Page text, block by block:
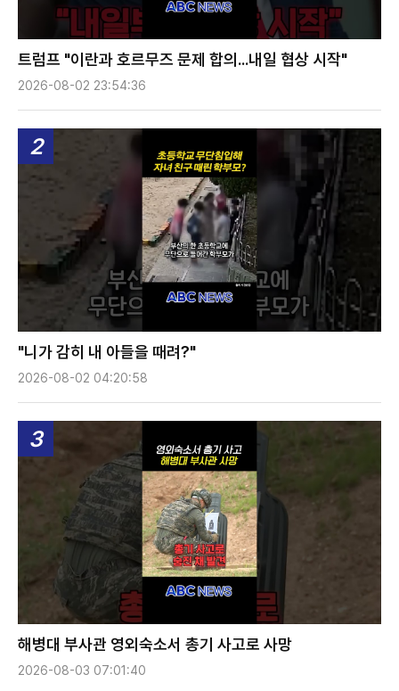
트럼프 "이란과 호르무즈 문제 합의...내일 협상 시작"
2026-08-02 23:54:36
2
"니가 감히 내 아들을 때려?"
2026-08-02 04:20:58
3
해병대 부사관 영외숙소서 총기 사고로 사망
2026-08-03 07:01:40